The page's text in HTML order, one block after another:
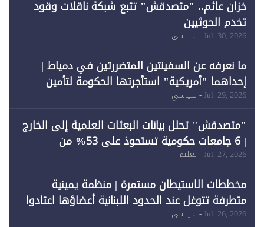
خزان عائم.. "متصدقش" تتبع شبكة ناقلات وقود
تخدم الحوثيين
Jul. 30, 2026- سياسي
ما نعرفه عن السفينتين المتضررتين في دمياط |
إحداهما "أمريكية" استأجرتها الحكومة لتأمين
احتياجات الطاقة
Jul. 29, 2026- سياسي
"متصدقش" تحلل بيانات البعثات العلمية إلى الخارج
| 6 جامعات حكومية تستحوذ على 53% من
Jul. 27, 2026- تعليم
مخططات الاستيطان مستمرة | منظمة يمينية
متطرفة تتوغل عند الحدود اللبنانية أعضاؤها اعتادوا
خرق الحدود
Jul. 26, 2026- سياسي